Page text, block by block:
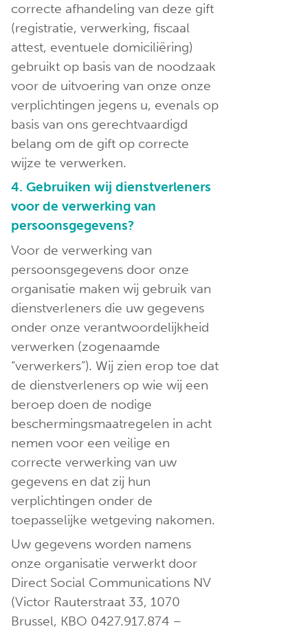
correcte afhandeling van deze gift
(registratie, verwerking, fiscaal
attest, eventuele domiciliëring)
gebruikt op basis van de noodzaak
voor de uitvoering van onze onze
verplichtingen jegens u, evenals op
basis van ons gerechtvaardigd
belang om de gift op correcte
wijze te verwerken.
4. Gebruiken wij dienstverleners
voor de verwerking van
persoonsgegevens?
Voor de verwerking van
persoonsgegevens door onze
organisatie maken wij gebruik van
dienstverleners die uw gegevens
onder onze verantwoordelijkheid
verwerken (zogenaamde
“verwerkers”). Wij zien erop toe dat
de dienstverleners op wie wij een
beroep doen de nodige
beschermingsmaatregelen in acht
nemen voor een veilige en
correcte verwerking van uw
gegevens en dat zij hun
verplichtingen onder de
toepasselijke wetgeving nakomen.
Uw gegevens worden namens
onze organisatie verwerkt door
Direct Social Communications NV
(Victor Rauterstraat 33, 1070
Brussel, KBO 0427.917.874 –